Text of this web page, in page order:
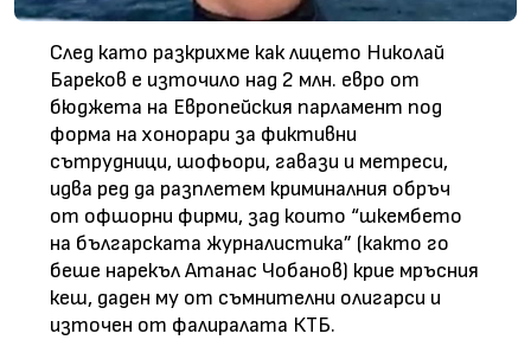
След като разкрихме как лицето Николай
Бареков е източило над 2 млн. евро от
бюджета на Европейския парламент под
форма на хонорари за фиктивни
сътрудници, шофьори, гавази и метреси,
идва ред да разплетем криминалния обръч
от офшорни фирми, зад които “шкембето
на българската журналистика” (както го
беше нарекъл Атанас Чобанов) крие мръсния
кеш, даден му от съмнителни олигарси и
източен от фалиралата КТБ.